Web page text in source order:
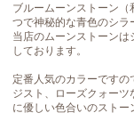
ブルームーンストーン
つで神秘的な青色のシラ
当店のムーンストーン
しております。
定番人気のカラーです
ジスト、ローズクォー
に優しい色合いのストー